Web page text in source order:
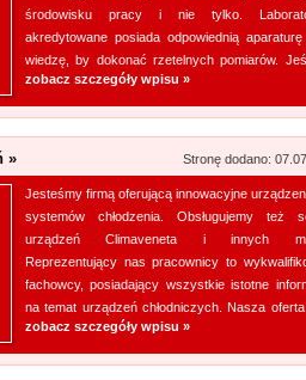
Oferujemy zgłaszającym się
archiwizacyjne. Dzięki nam
Archiwizacja dokumentów
jakim jest ...
Producent
Szukasz godnego zaufania
przejrzyj naszą propozycję.
pasteryzacji i szereg innych
jeżeli tym, czego szukasz, są
środowisku pracy i nie tylko.
akredytowane posiada odpowiednią
wiedzę, by dokonać rzetelnych pomiarów.
zobacz szczegóły wpisu »
» Stronę dodano:
Jesteśmy firmą oferującą innowacyjne
systemów chłodzenia. Obsługujemy też
urządzeń Climaveneta i innych
Reprezentujący nas pracownicy to
fachowcy, posiadający wszystkie istotne
na temat urządzeń chłodniczych. Nasza
zobacz szczegóły wpisu »